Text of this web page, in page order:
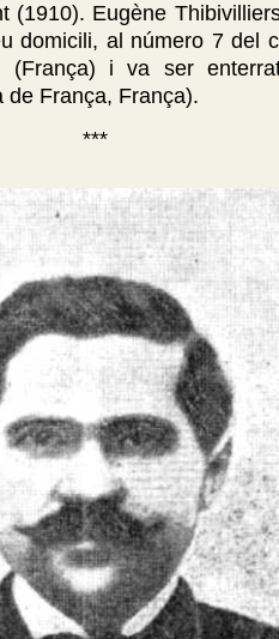
(1910). Eugène
domicili, al número 7 del
(França) i va ser
de França, França).
***